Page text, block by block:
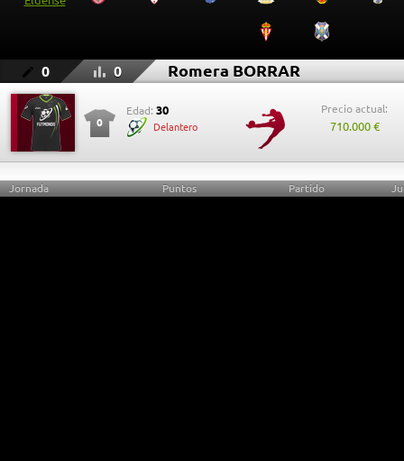
0 0 Romera BORRAR
0
Edad: 30
Delantero
Precio actual:
710.000 €
Jornada Puntos Partido